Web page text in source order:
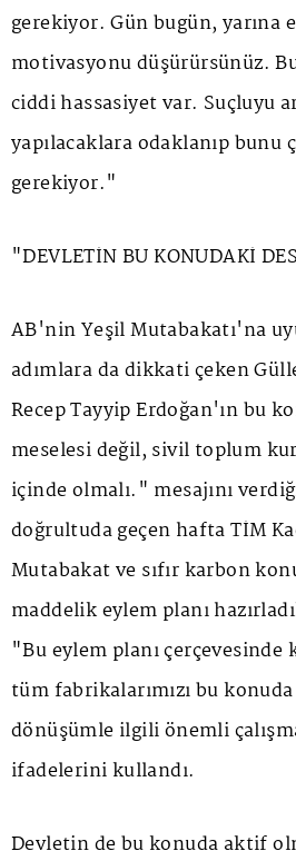
gerekiyor. Gün bugün, yarına
motivasyonu düşürürsünüz.
ciddi hassasiyet var. Suçluyu
yapılacaklara odaklanıp bunu
gerekiyor."
"DEVLETİN BU KONUDAKİ
AB'nin Yeşil Mutabakatı'na
adımlara da dikkati çeken
Recep Tayyip Erdoğan'ın bu
meselesi değil, sivil toplum
içinde olmalı." mesajını
doğrultuda geçen hafta TİM
Mutabakat ve sıfır karbon
maddelik eylem planı
"Bu eylem planı
tüm fabrikalarımızı bu
dönüşümle ilgili önemli
ifadelerini kullandı.
Devletin de bu konuda aktif